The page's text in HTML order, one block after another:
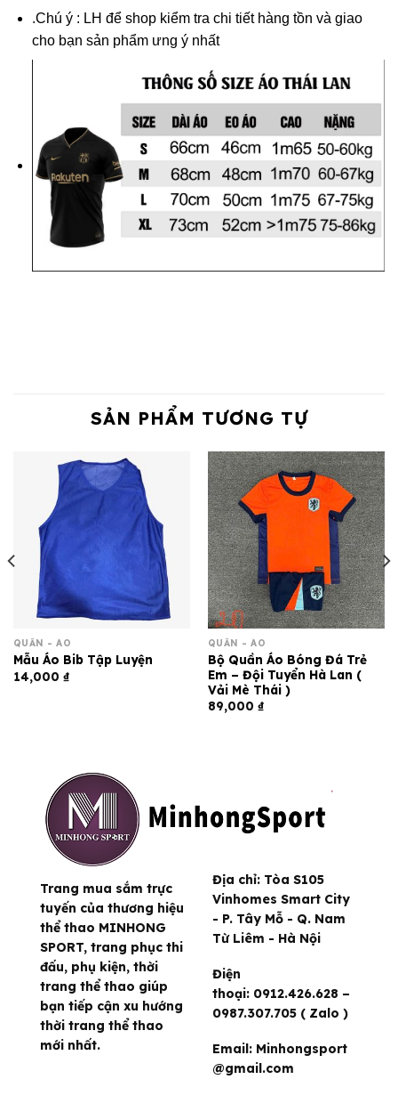
.Chú ý : LH để shop kiểm tra chi tiết hàng tồn và giao
cho bạn sản phẩm ưng ý nhất
SẢN PHẨM TƯƠNG TỰ
QUẦN - ÁO
Mẫu Áo Bib Tập Luyện
14,000 ₫
QUẦN - ÁO
Bộ Quần Áo Bóng Đá Trẻ
Em – Đội Tuyển Hà Lan (
Vải Mè Thái )
89,000 ₫
Trang mua sắm trực
tuyến của thương hiệu
thể thao MINHONG
SPORT, trang phục thi
đấu, phụ kiện, thời
trang thể thao giúp
bạn tiếp cận xu hướng
thời trang thể thao
mới nhất.
Địa chỉ: Tòa S105
Vinhomes Smart City
- P. Tây Mỗ - Q. Nam
Từ Liêm - Hà Nội
Điện
thoại: 0912.426.628 –
0987.307.705 ( Zalo )
Email: Minhongsport
@gmail.com